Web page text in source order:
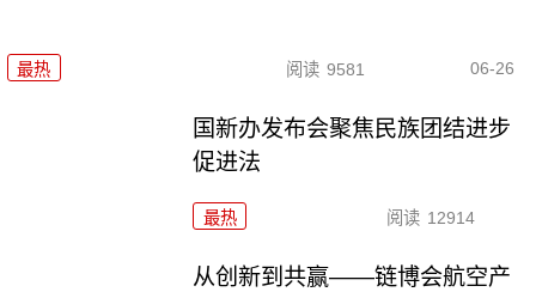
最热 阅读 9581 06-26
国新办发布会聚焦民族团结进步
促进法
最热 阅读 12914
从创新到共赢——链博会航空产